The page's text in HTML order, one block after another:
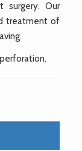
surgery. Our
treatment of